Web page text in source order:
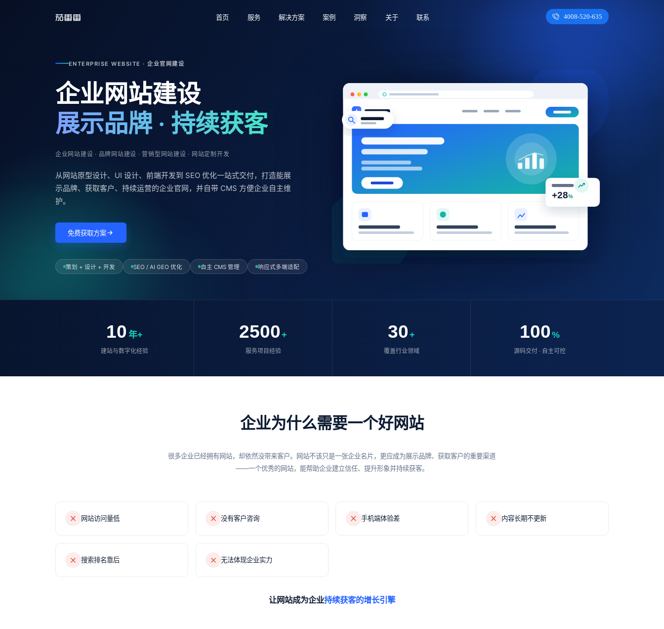
首页 服务 解决方案 案例 洞察 关于 联系 4008-520-635
ENTERPRISE WEBSITE · 企业官网建设
企业网站建设
展示品牌 · 持续获客
企业网站建设 · 品牌网站建设 · 营销型网站建设 · 网站定制开发
从网站原型设计、UI 设计、前端开发到 SEO 优化一站式交付，打造能展
示品牌、获取客户、持续运营的企业官网，并自带 CMS 方便企业自主维
护。
免费获取方案
策划 + 设计 + 开发 SEO / AI GEO 优化 自主 CMS 管理 响应式多端适配
10 年+
建站与数字化经验
2500 +
服务项目经验
30 +
覆盖行业领域
100 %
源码交付 · 自主可控
企业为什么需要一个好网站
很多企业已经拥有网站，却依然没带来客户。网站不该只是一张企业名片，更应成为展示品牌、获取客户的重要渠道
——一个优秀的网站，能帮助企业建立信任、提升形象并持续获客。
网站访问量低 没有客户咨询 手机端体验差 内容长期不更新
搜索排名靠后 无法体现企业实力
让网站成为企业持续获客的增长引擎